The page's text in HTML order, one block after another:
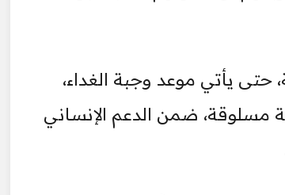
حتى يأتي موعد وجبة الغداء،
مسلوقة، ضمن الدعم الإنساني